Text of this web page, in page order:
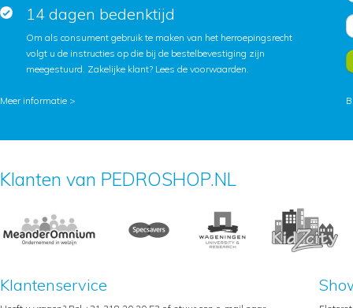
14 dagen bedenktijd
Om als consument gebruik te maken van het herroepingsrecht
volgt u de instructies op die bij de bestelbevestiging zijn
meegestuurd. Zakelijke klant? Lees de voorwaarden.
Meer informatie >
Klanten van PEDROSHOP.NL
Klantenservice